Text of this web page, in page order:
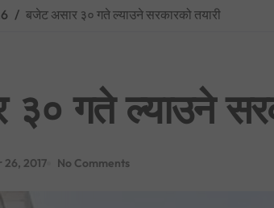
प्रधानमन्त्रीको
फिफा विश्वकप
साउन १ देखि लागू हुने
बजेट असार ३० गते ल्याउने सरकारको तयारी
गते ल्याउने
26, 2017 No Comments